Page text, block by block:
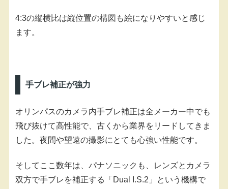
4:3の縦横比は縦位置の構図も絵になりやすいと感じ
ます。
手ブレ補正が強力
オリンパスのカメラ内手ブレ補正は全メーカー中でも
飛び抜けて高性能で、古くから業界をリードしてきま
した。夜間や望遠の撮影にとても心強い性能です。
そしてここ数年は、パナソニックも、レンズとカメラ
双方で手ブレを補正する「Dual I.S.2」という機構で